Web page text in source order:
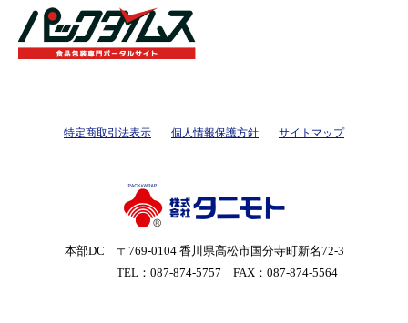
特定商取引法表示 個人情報保護方針 サイトマップ
本部DC
〒769-0104 香川県高松市国分寺町新名72-3
TEL： 087-874-5757 FAX：087-874-5564